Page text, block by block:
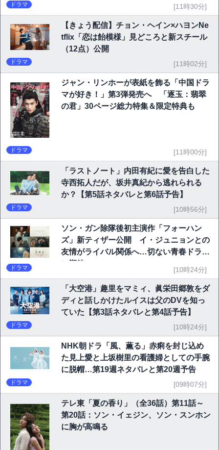
ドラマ [11時30分]
【きょう配信】チョン・ヘイン×ハヨンNe
tflix「恋は飴模様」見どころと新スチール
（12点）公開
ドラマ [11時02分]
ジャン・リンホーが表紙を飾る「中国ドラ
マが好き！」第3弾発売へ 「逐玉：翡翠
の君」30ページ総力特集＆限定特典も
ドラマ [11時00分]
「ラストノート」内田有紀に愛を告白した
寺西拓人だが、坂井真紀から逃れられる
か？【第5話ネタバレと第6話予告】
ドラマ [10時56分]
ソン・ガン除隊後初主演作「フォーハン
ズ」新ティザー公開 イ・ジュニョンとの
友情がライバル関係へ…切ない青春ドラマ
に期待
ドラマ [10時24分]
「大空港」趣里をマミィ、眞栄田郷敦をダ
ディと話しかけたルイスは父のDVを知っ
ていた【第3話ネタバレと第4話予告】
ドラマ [10時24分]
NHK朝ドラ「風、薫る」赤痢を封じ込め
た見上愛と上坂樹里の看護婦としての手腕
に脱帽…第19週ネタバレと第20週予告
ドラマ [09時07分]
テレ東「夏の香り」（全36話）第11話～
第20話：ソン・イェジン、ソン・スンホン
に胸が高鳴る